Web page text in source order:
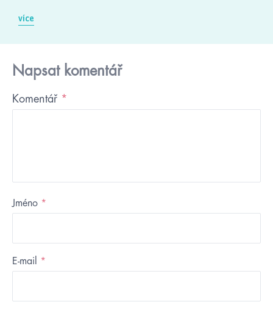
více
Napsat komentář
Komentář *
Jméno *
E-mail *